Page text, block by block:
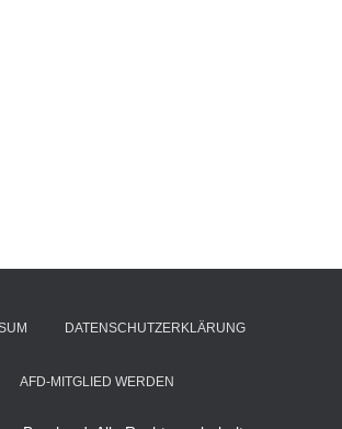
DATENSCHUTZERKLÄRUNG
AFD-MITGLIED WERDEN